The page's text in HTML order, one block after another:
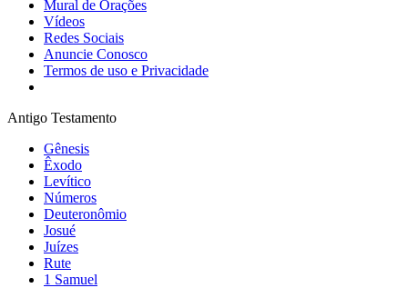
Mural de Orações
Vídeos
Redes Sociais
Anuncie Conosco
Termos de uso e Privacidade
Antigo Testamento
Gênesis
Êxodo
Levítico
Números
Deuteronômio
Josué
Juízes
Rute
1 Samuel